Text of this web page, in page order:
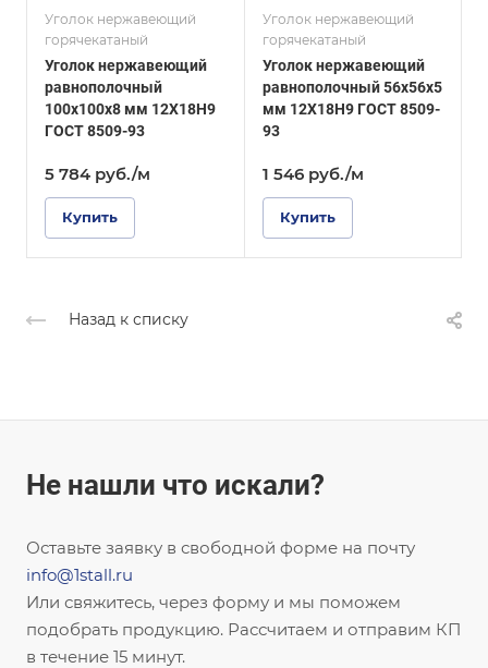
Уголок нержавеющий
горячекатаный
Уголок нержавеющий
равнополочный
100х100х8 мм 12Х18Н9
ГОСТ 8509-93
5 784 руб./м
Купить
ГОСТ, ТУ
ГОСТ 8509-93
Поверхность
шлифованная
Уголок нержавеющий
горячекатаный
Уголок нержавеющий
равнополочный 56х56х5
мм 12Х18Н9 ГОСТ 8509-
93
1 546 руб./м
Купить
AISI 430
ГОСТ, ТУ
DIN 59370
Поверхность
Зеркальная
Назад к списку
Не нашли что искали?
Оставьте заявку в свободной форме на почту
info@1stall.ru
Или свяжитесь, через форму и мы поможем
подобрать продукцию. Рассчитаем и отправим КП
в течение 15 минут.